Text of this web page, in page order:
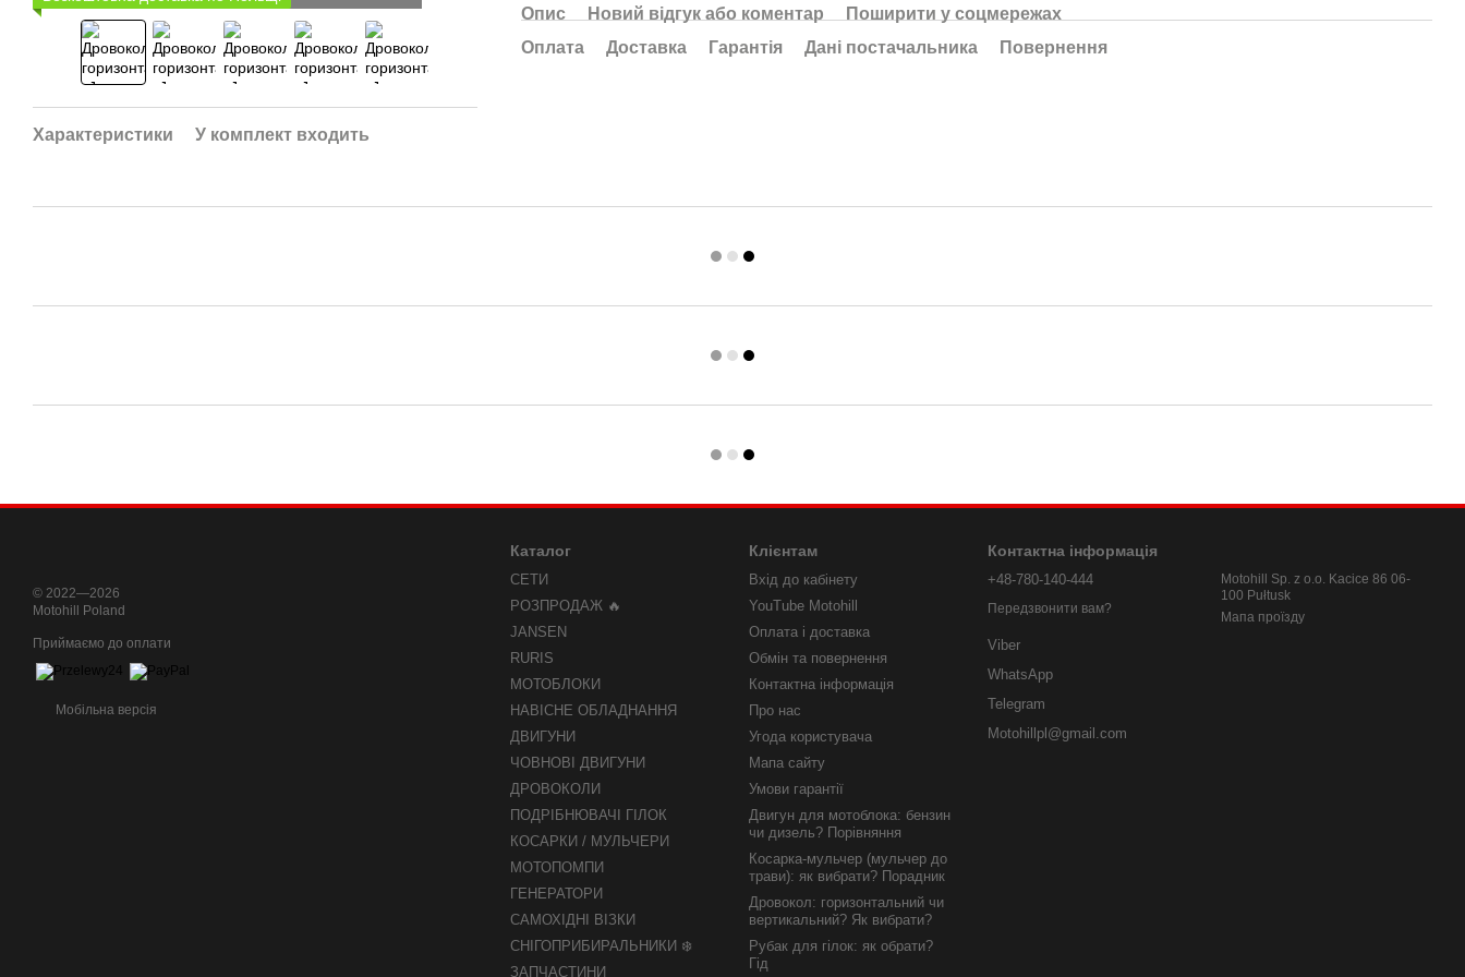
Характеристики У комплект входить
Опис Новий відгук або коментар
Поширити у соцмережах
Оплата
Доставка Гарантія Дані постачальника Повернення
© 2022—2026
Motohill Poland
Приймаємо до оплати
Мобільна версія
Каталог
СЕТИ
РОЗПРОДАЖ 🔥
JANSEN
RURIS
МОТОБЛОКИ
НАВІСНЕ ОБЛАДНАННЯ
ДВИГУНИ
ЧОВНОВІ ДВИГУНИ
ДРОВОКОЛИ
ПОДРІБНЮВАЧІ ГІЛОК
КОСАРКИ / МУЛЬЧЕРИ
МОТОПОМПИ
ГЕНЕРАТОРИ
САМОХІДНІ ВІЗКИ
СНІГОПРИБИРАЛЬНИКИ ❄️
ЗАПЧАСТИНИ
Клієнтам
Вхід до кабінету
YouTube Motohill
Оплата і доставка
Обмін та повернення
Контактна інформація
Про нас
Угода користувача
Мапа сайту
Умови гарантії
Двигун для мотоблока: бензин
чи дизель? Порівняння
Косарка-мульчер (мульчер до
трави): як вибрати? Порадник
Дровокол: горизонтальний чи
вертикальний? Як вибрати?
Рубак для гілок: як обрати?
Гід
Контактна інформація
+48-780-140-444
Передзвонити вам?
Viber
WhatsApp
Telegram
Motohillpl@gmail.com
Motohill Sp. z o.o. Kacice 86 06-
100 Pułtusk
Мапа проїзду